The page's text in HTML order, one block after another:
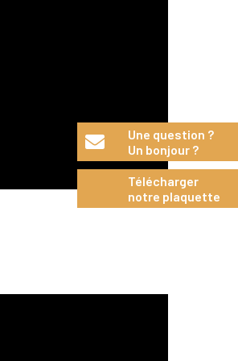
Une question ?
Un bonjour ?
Télécharger
notre plaquette